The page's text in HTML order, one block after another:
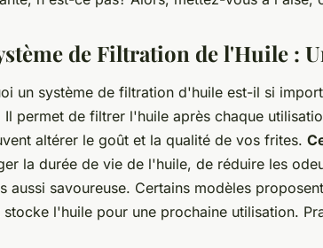
de Filtration de l'Huile :
un système de filtration d'huile est-il si
Il permet de filtrer l'huile après chaque
altérer le goût et la qualité de vos frites.
la durée de vie de l'huile, de réduire les
aussi savoureuse. Certains modèles
l'huile pour une prochaine utilisation.